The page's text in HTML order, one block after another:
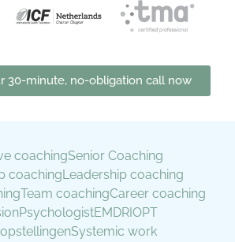
30-minute, no-obligation call now
coachingSenior Coaching
coachingLeadership coaching
Team coachingCareer coaching
PsychologistEMDRIOPT
Systemic work